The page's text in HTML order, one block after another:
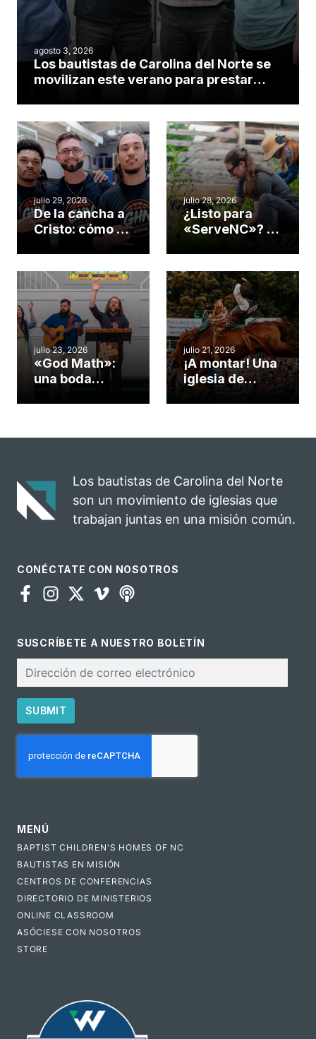
agosto 3, 2026
Los bautistas de Carolina del Norte se
movilizan este verano para prestar
julio 29, 2026
De la cancha a
Cristo: cómo el
gimnasio de
Cary se
convirtió en un
insólito campo
misionero te
cuento
julio 28, 2026
¿Listo para
«ServeNC»? 4
obra de Dios
durante la
Semana
ServeNC
julio 23, 2026
«God Math»:
una boda
celebra el
julio 21, 2026
¡A montar! Una
iglesia de
rodeo anual en
para el
ministerio
Los bautistas de Carolina del Norte
son un movimiento de iglesias que
trabajan juntas en una misión común.
CONÉCTATE CON NOSOTROS
SUSCRÍBETE A NUESTRO BOLETÍN
electrónico
SUBMIT
MENÚ
BAPTIST CHILDREN'S HOMES OF NC
BAUTISTAS EN MISIÓN
CENTROS DE CONFERENCIAS
DIRECTORIO DE MINISTERIOS
ONLINE CLASSROOM
ASÓCIESE CON NOSOTROS
STORE